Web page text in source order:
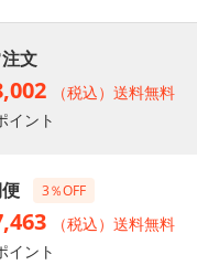
文
（税込）送料無料
イント
3％OFF
（税込）送料無料
イント